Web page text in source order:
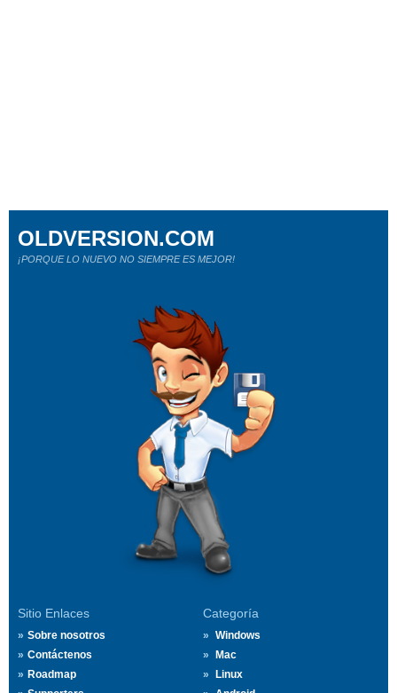
Sitio Enlaces
Sobre nosotros
Contáctenos
Roadmap
Categoría
Windows
Mac
Linux
OLDVERSION.COM
¡PORQUE LO NUEVO NO SIEMPRE ES MEJOR!